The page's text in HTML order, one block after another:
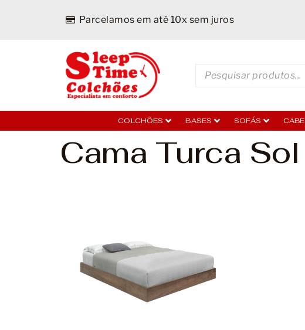
Parcelamos em até 10x sem juros
COLCHÕES BASES SOFÁS
Cama Turca